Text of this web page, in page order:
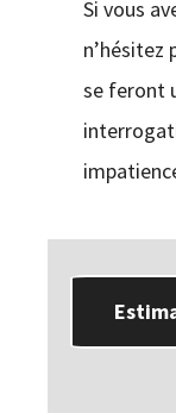
Si vous
n’hésitez
se feront